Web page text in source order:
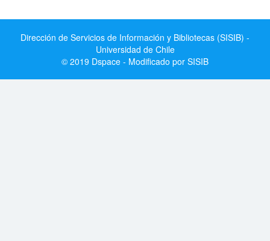
Dirección de Servicios de Información y Bibliotecas (SISIB) -
Universidad de Chile
© 2019 Dspace - Modificado por SISIB